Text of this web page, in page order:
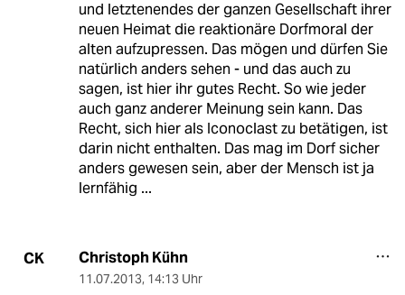
und letztenendes der ganzen Gesellschaft ihrer
neuen Heimat die reaktionäre Dorfmoral der
alten aufzupressen. Das mögen und dürfen Sie
natürlich anders sehen - und das auch zu
sagen, ist hier ihr gutes Recht. So wie jeder
auch ganz anderer Meinung sein kann. Das
Recht, sich hier als Iconoclast zu betätigen, ist
darin nicht enthalten. Das mag im Dorf sicher
anders gewesen sein, aber der Mensch ist ja
lernfähig ...
CK Christoph Kühn
11.07.2013, 14:13 Uhr